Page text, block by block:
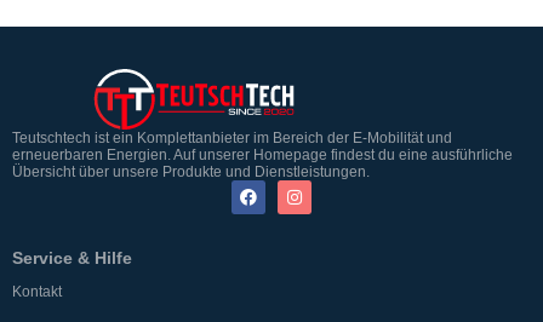
Teutschtech ist ein Komplettanbieter im Bereich der E-Mobilität und
erneuerbaren Energien. Auf unserer Homepage findest du eine ausführliche
Übersicht über unsere Produkte und Dienstleistungen.
Service & Hilfe
Kontakt